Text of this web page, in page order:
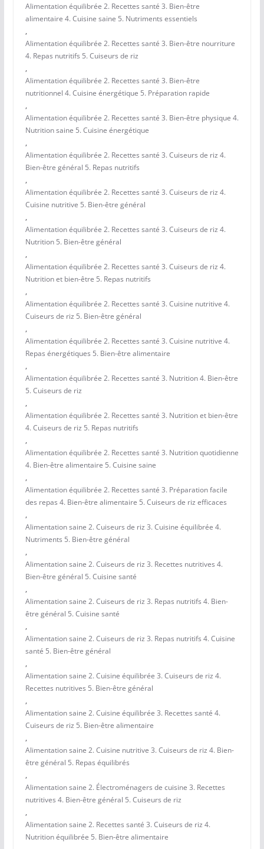
Alimentation équilibrée 2. Recettes santé 3. Bien-être
alimentaire 4. Cuisine saine 5. Nutriments essentiels
,
Alimentation équilibrée 2. Recettes santé 3. Bien-être nourriture
4. Repas nutritifs 5. Cuiseurs de riz
,
Alimentation équilibrée 2. Recettes santé 3. Bien-être
nutritionnel 4. Cuisine énergétique 5. Préparation rapide
,
Alimentation équilibrée 2. Recettes santé 3. Bien-être physique 4.
Nutrition saine 5. Cuisine énergétique
,
Alimentation équilibrée 2. Recettes santé 3. Cuiseurs de riz 4.
Bien-être général 5. Repas nutritifs
,
Alimentation équilibrée 2. Recettes santé 3. Cuiseurs de riz 4.
Cuisine nutritive 5. Bien-être général
,
Alimentation équilibrée 2. Recettes santé 3. Cuiseurs de riz 4.
Nutrition 5. Bien-être général
,
Alimentation équilibrée 2. Recettes santé 3. Cuiseurs de riz 4.
Nutrition et bien-être 5. Repas nutritifs
,
Alimentation équilibrée 2. Recettes santé 3. Cuisine nutritive 4.
Cuiseurs de riz 5. Bien-être général
,
Alimentation équilibrée 2. Recettes santé 3. Cuisine nutritive 4.
Repas énergétiques 5. Bien-être alimentaire
,
Alimentation équilibrée 2. Recettes santé 3. Nutrition 4. Bien-être
5. Cuiseurs de riz
,
Alimentation équilibrée 2. Recettes santé 3. Nutrition et bien-être
4. Cuiseurs de riz 5. Repas nutritifs
,
Alimentation équilibrée 2. Recettes santé 3. Nutrition quotidienne
4. Bien-être alimentaire 5. Cuisine saine
,
Alimentation équilibrée 2. Recettes santé 3. Préparation facile
des repas 4. Bien-être alimentaire 5. Cuiseurs de riz efficaces
,
Alimentation saine 2. Cuiseurs de riz 3. Cuisine équilibrée 4.
Nutriments 5. Bien-être général
,
Alimentation saine 2. Cuiseurs de riz 3. Recettes nutritives 4.
Bien-être général 5. Cuisine santé
,
Alimentation saine 2. Cuiseurs de riz 3. Repas nutritifs 4. Bien-
être général 5. Cuisine santé
,
Alimentation saine 2. Cuiseurs de riz 3. Repas nutritifs 4. Cuisine
santé 5. Bien-être général
,
Alimentation saine 2. Cuisine équilibrée 3. Cuiseurs de riz 4.
Recettes nutritives 5. Bien-être général
,
Alimentation saine 2. Cuisine équilibrée 3. Recettes santé 4.
Cuiseurs de riz 5. Bien-être alimentaire
,
Alimentation saine 2. Cuisine nutritive 3. Cuiseurs de riz 4. Bien-
être général 5. Repas équilibrés
,
Alimentation saine 2. Électroménagers de cuisine 3. Recettes
nutritives 4. Bien-être général 5. Cuiseurs de riz
,
Alimentation saine 2. Recettes santé 3. Cuiseurs de riz 4.
Nutrition équilibrée 5. Bien-être alimentaire